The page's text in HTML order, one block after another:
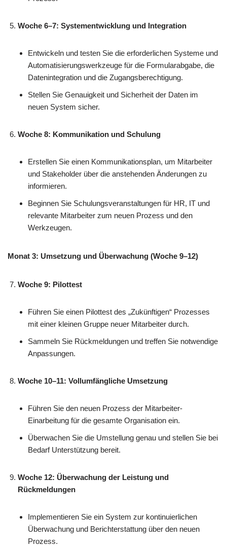
Woche 6–7: Systementwicklung und Integration
Entwickeln und testen Sie die erforderlichen Systeme und
Automatisierungswerkzeuge für die Formularabgabe, die
Datenintegration und die Zugangsberechtigung.
Stellen Sie Genauigkeit und Sicherheit der Daten im
neuen System sicher.
Woche 8: Kommunikation und Schulung
Erstellen Sie einen Kommunikationsplan, um Mitarbeiter
und Stakeholder über die anstehenden Änderungen zu
informieren.
Beginnen Sie Schulungsveranstaltungen für HR, IT und
relevante Mitarbeiter zum neuen Prozess und den
Werkzeugen.
Monat 3: Umsetzung und Überwachung (Woche 9–12)
Woche 9: Pilottest
Führen Sie einen Pilottest des „Zukünftigen“ Prozesses
mit einer kleinen Gruppe neuer Mitarbeiter durch.
Sammeln Sie Rückmeldungen und treffen Sie notwendige
Anpassungen.
Woche 10–11: Vollumfängliche Umsetzung
Führen Sie den neuen Prozess der Mitarbeiter-
Einarbeitung für die gesamte Organisation ein.
Überwachen Sie die Umstellung genau und stellen Sie bei
Bedarf Unterstützung bereit.
Woche 12: Überwachung der Leistung und
Rückmeldungen
Implementieren Sie ein System zur kontinuierlichen
Überwachung und Berichterstattung über den neuen
Prozess.